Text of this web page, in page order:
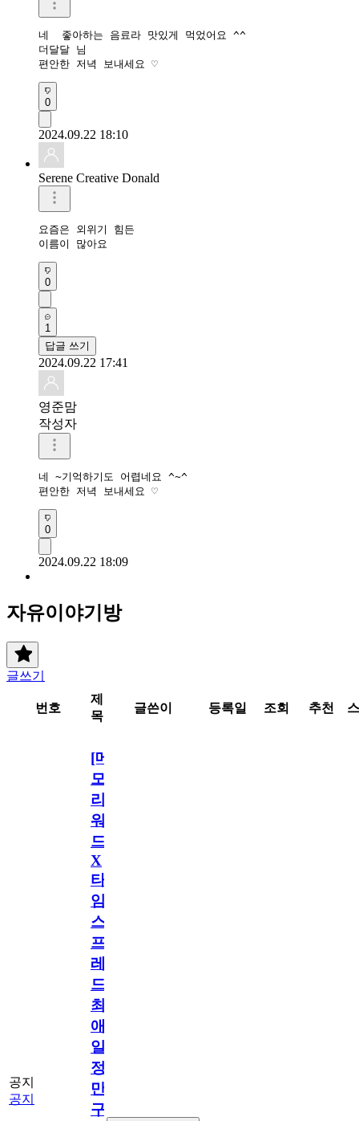
네  좋아하는 음료라 맛있게 먹었어요 ^^
더달달 님
편안한 저녁 보내세요 ♡
0
2024.09.22 18:10
Serene Creative Donald
요즘은 외위기 힘든
이름이 많아요
0
1
답글 쓰기
2024.09.22 17:41
영준맘
작성자
네 ~기억하기도 어렵네요 ^~^
편안한 저녁 보내세요 ♡
0
2024.09.22 18:09
자유이야기방
글쓰기
번호
제
목
글쓴이 등록일 조회 추천
공지
공지
[메
모
리
워
드
X
타
임
스
프
레
드]
최
애
일
정
만
구